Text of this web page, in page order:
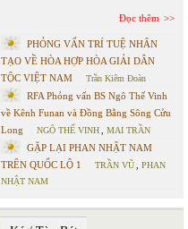
Đọc thêm
PHỎNG VẤN TRÍ TUỆ NHÂN
TẠO VỀ HÒA HỢP HÒA GIẢI DÂN
TỘC VIỆT NAM
Trần Kiêm Đoàn
RFA Phỏng vấn BS Ngô Thế Vinh
về Kênh Funan và Đồng Bằng Sông Cửu
Long
NGÔ THẾ VINH MAI TRẦN
GẶP LẠI PHAN NHẬT NAM
TRÊN QUỐC LỘ 1
TRẦN VŨ
PHAN
NHẬT NAM